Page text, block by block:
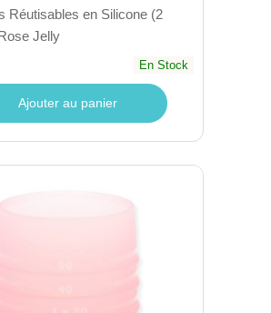
Réutisables en Silicone (2
Jelly
En Stock
Ajouter au panier